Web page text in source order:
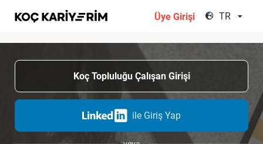
Üye Girişi TR
Koç Topluluğu Çalışan Girişi
ile Giriş Yap